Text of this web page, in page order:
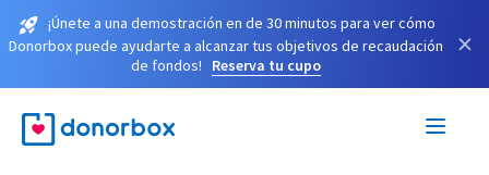
¡Únete a una demostración en de 30 minutos para ver cómo
Donorbox puede ayudarte a alcanzar tus objetivos de recaudación
de fondos!
Reserva tu cupo
×